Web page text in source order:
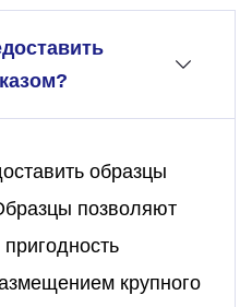
образцы
позволяют
крупного